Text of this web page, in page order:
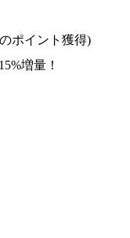
ポイント獲得)
15%増量！